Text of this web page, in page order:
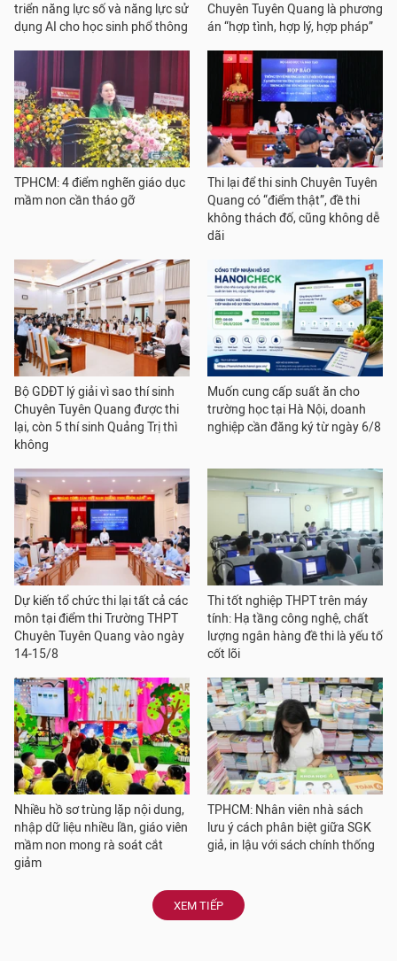
triển năng lực số và năng lực sử
dụng AI cho học sinh phổ thông
Chuyên Tuyên Quang là phương
án “hợp tình, hợp lý, hợp pháp”
TPHCM: 4 điểm nghẽn giáo dục
mầm non cần tháo gỡ
Thi lại để thi sinh Chuyên Tuyên
Quang có “điểm thật”, đề thi
không thách đố, cũng không dễ
dãi
Bộ GDĐT lý giải vì sao thí sinh
Chuyên Tuyên Quang được thi
lại, còn 5 thí sinh Quảng Trị thì
không
Muốn cung cấp suất ăn cho
trường học tại Hà Nội, doanh
nghiệp cần đăng ký từ ngày 6/8
Dự kiến tổ chức thi lại tất cả các
môn tại điểm thi Trường THPT
Chuyên Tuyên Quang vào ngày
14-15/8
Thi tốt nghiệp THPT trên máy
tính: Hạ tầng công nghệ, chất
lượng ngân hàng đề thi là yếu tố
cốt lõi
Nhiều hồ sơ trùng lặp nội dung,
nhập dữ liệu nhiều lần, giáo viên
mầm non mong rà soát cắt
giảm
TPHCM: Nhân viên nhà sách
lưu ý cách phân biệt giữa SGK
giả, in lậu với sách chính thống
XEM TIẾP